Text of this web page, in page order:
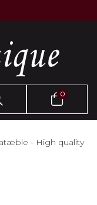
0
- High quality